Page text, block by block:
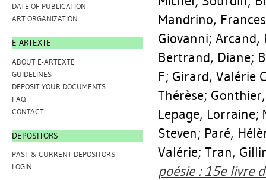
DATE OF PUBLICATION
ART ORGANIZATION
E-ARTEXTE
ABOUT E-ARTEXTE
GUIDELINES
DEPOSIT YOUR DOCUMENTS
FAQ
CONTACT
DEPOSITORS
PAST & CURRENT DEPOSITORS
LOGIN
Mandrino,
Giovanni; Arcand,
Bertrand, Diane;
F; Girard, Valérie
Thérèse;
Lepage, Lorraine;
Steven; Paré,
Valérie; Tran,
poésie : 15e livre